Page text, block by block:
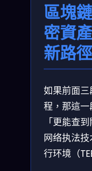
區塊
密資
新路徑
如果前面
程，那這
「更能查
网络执法
行环境（